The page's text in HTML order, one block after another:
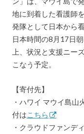
地に到着した看護師
発隊として日本から
日本時間の8月17日
上、状況と支援ニー
こなう予定。
【寄付先】
・ハワイ マウイ島
付はこちら
・クラウドファンデ